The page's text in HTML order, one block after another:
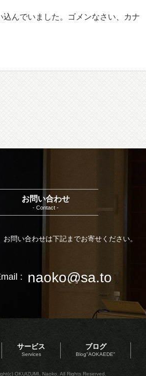
んでいました。ゴメンなさい、カナ
お問い合わせ
- Contact -
お問い合わせは下記までお寄せください。
: naoko@sa.to
サービス
Services
ブログ
Blog"AOKAEDE"
OKUIZUMI, Naoko, All Rights Reserved.